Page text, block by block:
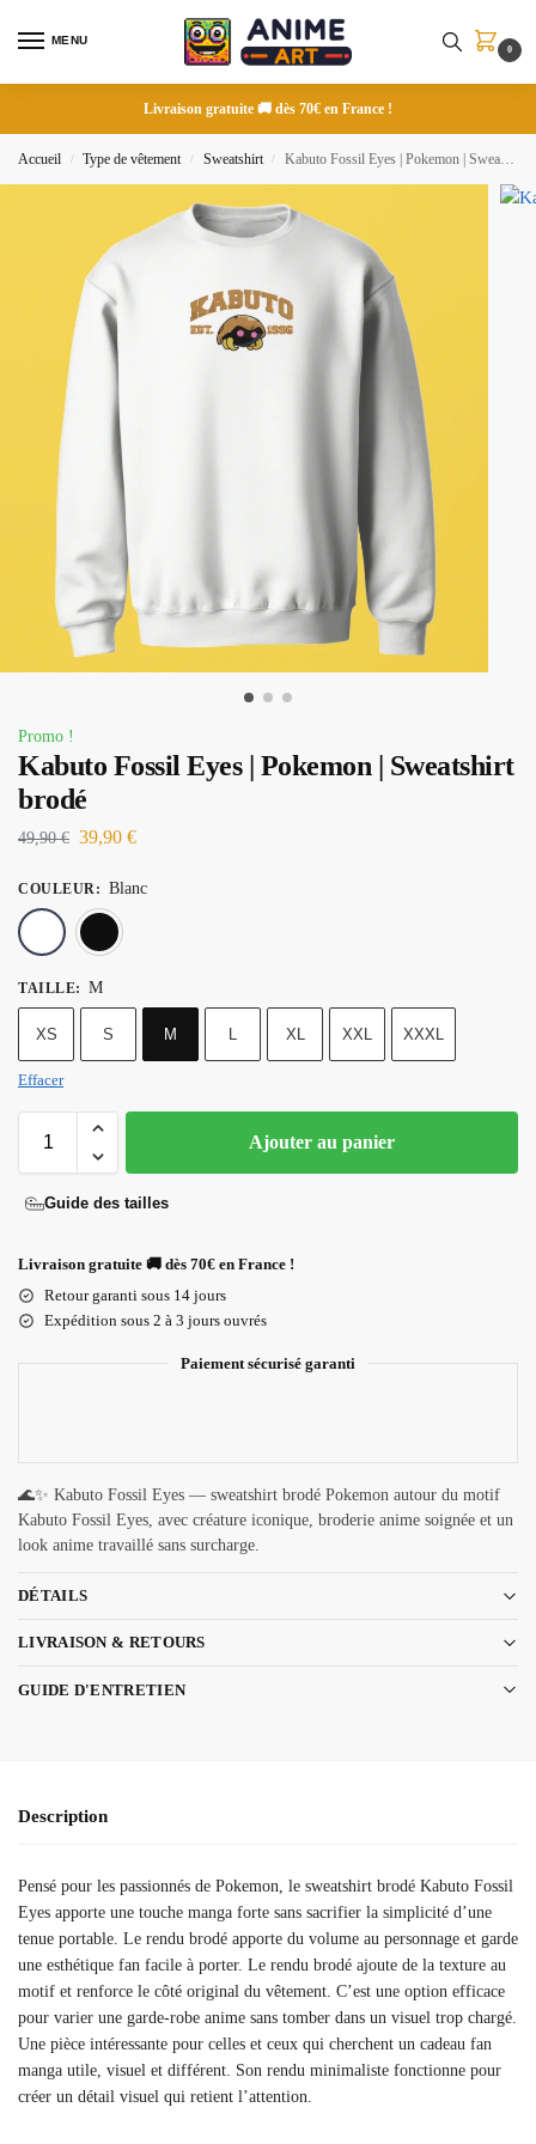
MENU
0
Livraison gratuite 🚚 dès 70€ en France !
Accueil / Type de vêtement / Sweatshirt / Kabuto Fossil Eyes | Pokemon | Sweatshirt brodé
Promo !
Kabuto Fossil Eyes | Pokemon | Sweatshirt
brodé
49,90€ 39,90 €
COULEUR : Blanc
TAILLE: M
XS S M L XL XXL XXXL
Effacer
Ajouter au panier
Guide des tailles
Livraison gratuite 🚚 dès 70€ en France !
Retour garanti sous 14 jours
Expédition sous 2 à 3 jours ouvrés
Paiement sécurisé garanti
🌊✨ Kabuto Fossil Eyes — sweatshirt brodé Pokemon autour du motif
Kabuto Fossil Eyes, avec créature iconique, broderie anime soignée et un
look anime travaillé sans surcharge.
DÉTAILS
LIVRAISON & RETOURS
GUIDE D'ENTRETIEN
Description
Pensé pour les passionnés de Pokemon, le sweatshirt brodé Kabuto Fossil
Eyes apporte une touche manga forte sans sacrifier la simplicité d’une
tenue portable. Le rendu brodé apporte du volume au personnage et garde
une esthétique fan facile à porter. Le rendu brodé ajoute de la texture au
motif et renforce le côté original du vêtement. C’est une option efficace
pour varier une garde-robe anime sans tomber dans un visuel trop chargé.
Une pièce intéressante pour celles et ceux qui cherchent un cadeau fan
manga utile, visuel et différent. Son rendu minimaliste fonctionne pour
créer un détail visuel qui retient l’attention.